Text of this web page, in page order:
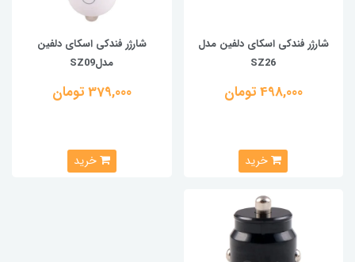
شارژر فندکی اسکای دلفین مدل
SZ26
498,000 تومان
خرید
شارژر فندکی اسکای دلفین
مدلSZ09
379,000 تومان
خرید